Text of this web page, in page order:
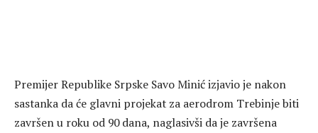
Premijer Republike Srpske Savo Minić izjavio je nakon
sastanka da će glavni projekat za aerodrom Trebinje biti
završen u roku od 90 dana, naglasivši da je završena